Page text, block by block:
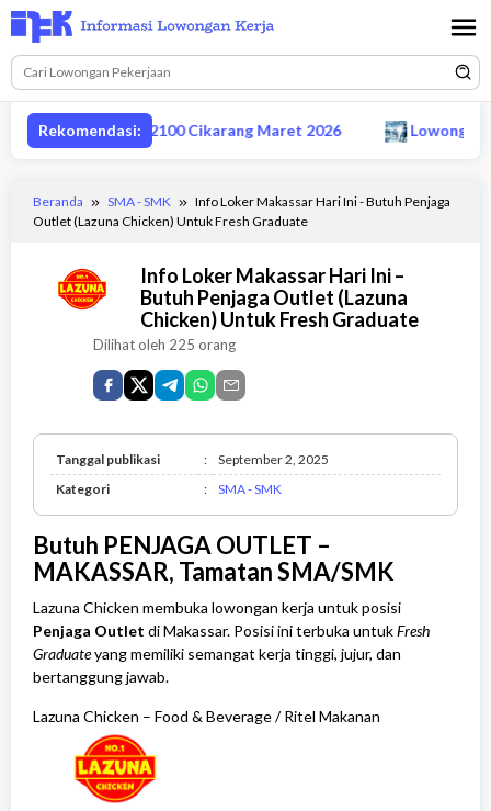
Loncat
ke
konten
Rekomendasi:
produksi MM2100 Cikarang Maret 2026 Lowongan
Beranda SMA - SMK
Info Loker Makassar Hari Ini - Butuh Penjaga
Outlet (Lazuna Chicken) Untuk Fresh Graduate
Info Loker Makassar Hari Ini –
Butuh Penjaga Outlet (Lazuna
Chicken) Untuk Fresh Graduate
Dilihat oleh 225 orang
Tanggal publikasi :
September 2, 2025
Kategori
: SMA - SMK
Butuh PENJAGA OUTLET –
MAKASSAR, Tamatan SMA/SMK
Lazuna Chicken membuka lowongan kerja untuk posisi
Penjaga Outlet di Makassar. Posisi ini terbuka untukFresh
Graduateyang memiliki semangat kerja tinggi, jujur, dan
bertanggung jawab.
Lazuna Chicken – Food & Beverage / Ritel Makanan